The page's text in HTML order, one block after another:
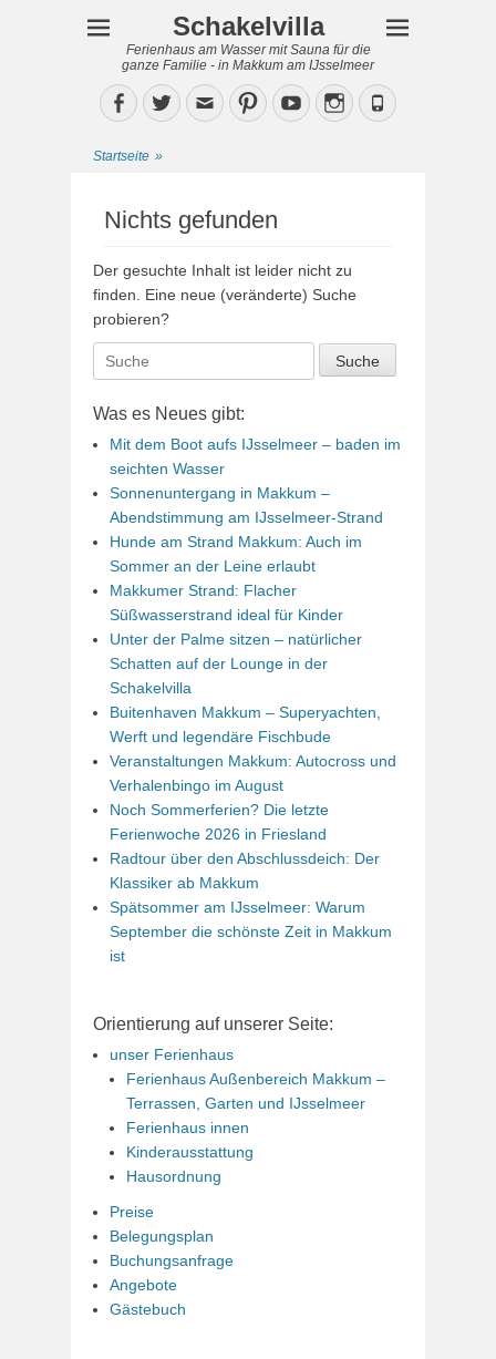
Schakelvilla
Ferienhaus am Wasser mit Sauna für die
ganze Familie - in Makkum am IJsselmeer
Facebook
TwitterEmailPinterestYouTubeInstagram
Phone
Startseite »
Nichts gefunden
Der gesuchte Inhalt ist leider nicht zu
finden. Eine neue (veränderte) Suche
probieren?
Suche
nach:
Was es Neues gibt:
Mit dem Boot aufs IJsselmeer – baden im
seichten Wasser
Sonnenuntergang in Makkum –
Abendstimmung am IJsselmeer-Strand
Hunde am Strand Makkum: Auch im
Sommer an der Leine erlaubt
Makkumer Strand: Flacher
Süßwasserstrand ideal für Kinder
Unter der Palme sitzen – natürlicher
Schatten auf der Lounge in der
Schakelvilla
Buitenhaven Makkum – Superyachten,
Werft und legendäre Fischbude
Veranstaltungen Makkum: Autocross und
Verhalenbingo im August
Noch Sommerferien? Die letzte
Ferienwoche 2026 in Friesland
Radtour über den Abschlussdeich: Der
Klassiker ab Makkum
Spätsommer am IJsselmeer: Warum
September die schönste Zeit in Makkum
ist
Orientierung auf unserer Seite:
unser Ferienhaus
Ferienhaus Außenbereich Makkum –
Terrassen, Garten und IJsselmeer
Ferienhaus innen
Kinderausstattung
Hausordnung
Preise
Belegungsplan
Buchungsanfrage
Angebote
Gästebuch